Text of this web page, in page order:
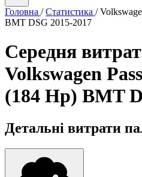
Головна / Статистика /
BMT DSG 2015-2017
Середня
Volkswagen
(184 Hp) BMT
Детальні витрати